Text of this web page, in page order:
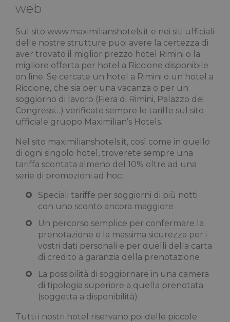
web
Sul sito www.maximilianshotels.it e nei siti ufficiali
delle nostre strutture puoi avere la certezza di
aver trovato il miglior prezzo hotel Rimini o la
migliore offerta per hotel a Riccione disponibile
on line. Se cercate un hotel a Rimini o un hotel a
Riccione, che sia per una vacanza o per un
soggiorno di lavoro (Fiera di Rimini, Palazzo dei
Congressi…) verificate sempre le tariffe sul sito
ufficiale gruppo Maximilian’s Hotels.
Nel sito maximilianshotels.it, così come in quello
di ogni singolo hotel, troverete sempre una
tariffa scontata almeno del 10% oltre ad una
serie di promozioni ad hoc:
Speciali tariffe per soggiorni di più notti
con uno sconto ancora maggiore
Un percorso semplice per confermare la
prenotazione e la massima sicurezza per i
vostri dati personali e per quelli della carta
di credito a garanzia della prenotazione
La possibilità di soggiornare in una camera
di tipologia superiore a quella prenotata
(soggetta a disponibilità)
Tutti i nostri hotel riservano poi delle piccole